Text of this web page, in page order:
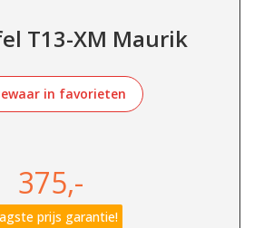
T13-XM Maurik
in favorieten
375,-
prijs garantie!